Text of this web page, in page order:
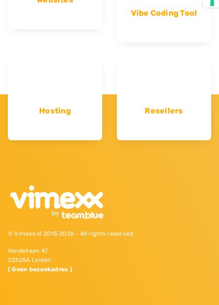
Vibe Coding Tool
Hosting Resellers
© Vimexx.nl 2015‐2026 - All rights reserved
Vondellaan 47,
2332AA Leiden
( Geen bezoekadres )